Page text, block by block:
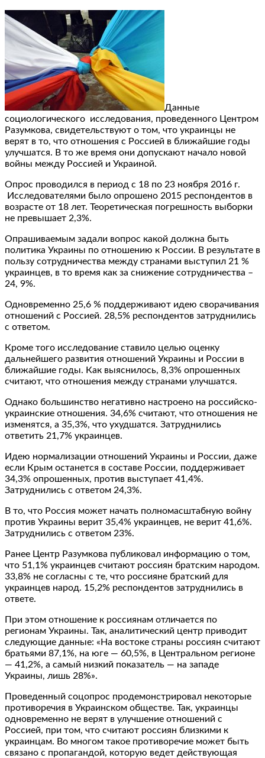
Данные
социологического исследования, проведенного Центром
Разумкова, свидетельствуют о том, что украинцы не
верят в то, что отношения с Россией в ближайшие годы
улучшатся. В то же время они допускают начало новой
войны между Россией и Украиной.
Опрос проводился в период с 18 по 23 ноября 2016 г.
Исследователями было опрошено 2015 респондентов в
возрасте от 18 лет. Теоретическая погрешность выборки
не превышает 2,3%.
Опрашиваемым задали вопрос какой должна быть
политика Украины по отношению к России. В результате в
пользу сотрудничества между странами выступил 21 %
украинцев, в то время как за снижение сотрудничества –
24, 9%.
Одновременно 25,6 % поддерживают идею сворачивания
отношений с Россией. 28,5% респондентов затруднились
с ответом.
Кроме того исследование ставило целью оценку
дальнейшего развития отношений Украины и России в
ближайшие годы. Как выяснилось, 8,3% опрошенных
считают, что отношения между странами улучшатся.
Однако большинство негативно настроено на российско-
украинские отношения. 34,6% считают, что отношения не
изменятся, а 35,3%, что ухудшатся. Затруднились
ответить 21,7% украинцев.
Идею нормализации отношений Украины и России, даже
если Крым останется в составе России, поддерживает
34,3% опрошенных, против выступает 41,4%.
Затруднились с ответом 24,3%.
В то, что Россия может начать полномасштабную войну
против Украины верит 35,4% украинцев, не верит 41,6%.
Затруднились с ответом 23%.
Ранее Центр Разумкова публиковал информацию о том,
что 51,1% украинцев считают россиян братским народом.
33,8% не согласны с те, что россияне братский для
украинцев народ. 15,2% респондентов затруднились в
ответе.
При этом отношение к россиянам отличается по
регионам Украины. Так, аналитический центр приводит
следующие данные: «На востоке страны россиян считают
братьями 87,1%, на юге — 60,5%, в Центральном регионе
— 41,2%, а самый низкий показатель — на западе
Украины, лишь 28%».
Проведенный соцопрос продемонстрировал некоторые
противоречия в Украинском обществе. Так, украинцы
одновременно не верят в улучшение отношений с
Россией, при том, что считают россиян близкими к
украинцам. Во многом такое противоречие может быть
связано с пропагандой, которую ведет действующая